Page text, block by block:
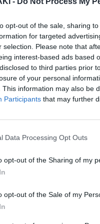
opt-out of the sale, sharing
for targeted
selection. Please note that
interest-based ads based
to third parties prior
of your personal
This information may also be
Participants that may further
Data Processing Opt Outs
opt-out of the Sharing of my
opt-out of the Sale of my
, από μηχανή ,
της ,στην
φαίνεται η
να διασχίσουν
σημείο που δεν
και στο βίντεο,
ένα
πέφτουν
ο οδηγός της